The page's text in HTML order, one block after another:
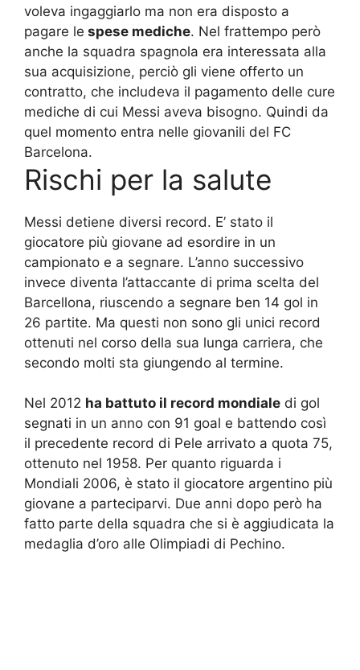
voleva ingaggiarlo ma non era disposto a
pagare le spese mediche. Nel frattempo però
anche la squadra spagnola era interessata alla
sua acquisizione, perciò gli viene offerto un
contratto, che includeva il pagamento delle cure
mediche di cui Messi aveva bisogno. Quindi da
quel momento entra nelle giovanili del FC
Barcelona.
Rischi per la salute
Messi detiene diversi record. E’ stato il
giocatore più giovane ad esordire in un
campionato e a segnare. L’anno successivo
invece diventa l’attaccante di prima scelta del
Barcellona, riuscendo a segnare ben 14 gol in
26 partite. Ma questi non sono gli unici record
ottenuti nel corso della sua lunga carriera, che
secondo molti sta giungendo al termine.
Nel 2012 ha battuto il record mondiale di gol
segnati in un anno con 91 goal e battendo così
il precedente record di Pele arrivato a quota 75,
ottenuto nel 1958. Per quanto riguarda i
Mondiali 2006, è stato il giocatore argentino più
giovane a parteciparvi. Due anni dopo però ha
fatto parte della squadra che si è aggiudicata la
medaglia d’oro alle Olimpiadi di Pechino.